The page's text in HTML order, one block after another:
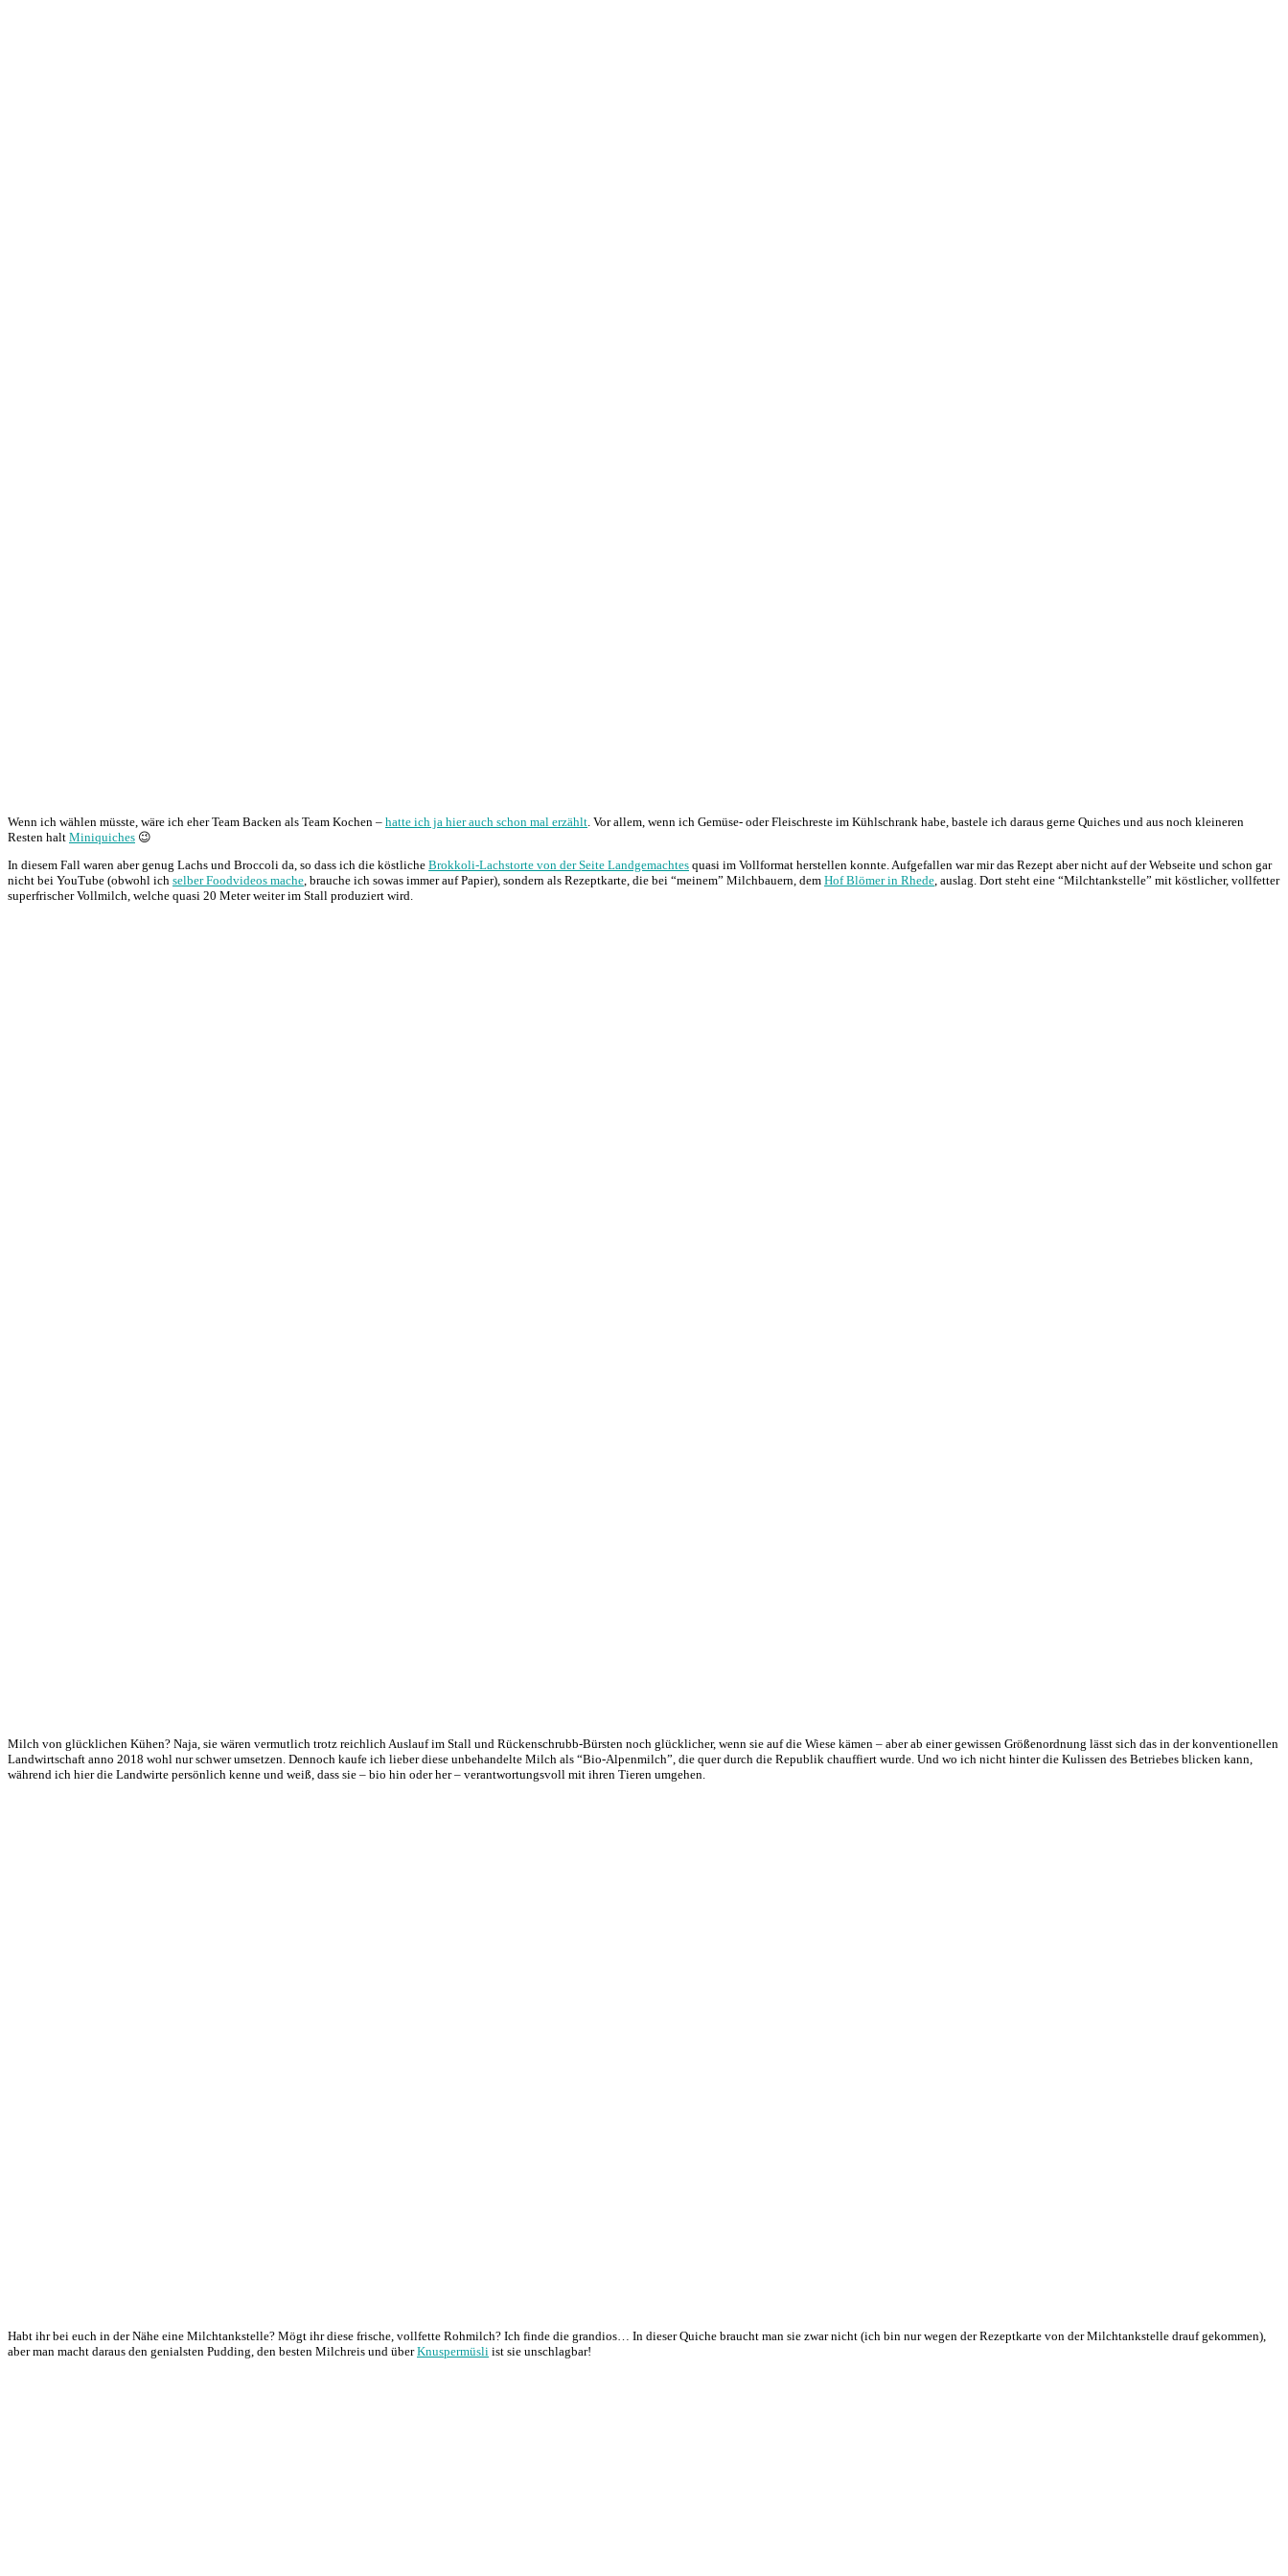
Wenn ich wählen müsste, wäre ich eher Team Backen als Team Kochen – hatte ich ja hier auch schon mal erzählt . Vor allem, wenn ich Gemüse- oder Fleischreste im Kühlschrank habe, bastele ich daraus gerne Quiches und aus noch kleineren
Resten halt Miniquiches 😉
In diesem Fall waren aber genug Lachs und Broccoli da, so dass ich die köstliche Brokkoli-Lachstorte von der Seite Landgemachtes quasi im Vollformat herstellen konnte. Aufgefallen war mir das Rezept aber nicht auf der Webseite und schon gar
nicht bei YouTube (obwohl ich selber Foodvideos mache , brauche ich sowas immer auf Papier), sondern als Rezeptkarte, die bei “meinem” Milchbauern, dem Hof Blömer in Rhede , auslag. Dort steht eine “Milchtankstelle” mit köstlicher, vollfetter
superfrischer Vollmilch, welche quasi 20 Meter weiter im Stall produziert wird.
Milch von glücklichen Kühen? Naja, sie wären vermutlich trotz reichlich Auslauf im Stall und Rückenschrubb-Bürsten noch glücklicher, wenn sie auf die Wiese kämen – aber ab einer gewissen Größenordnung lässt sich das in der konventionellen
Landwirtschaft anno 2018 wohl nur schwer umsetzen. Dennoch kaufe ich lieber diese unbehandelte Milch als “Bio-Alpenmilch”, die quer durch die Republik chauffiert wurde. Und wo ich nicht hinter die Kulissen des Betriebes blicken kann,
während ich hier die Landwirte persönlich kenne und weiß, dass sie – bio hin oder her – verantwortungsvoll mit ihren Tieren umgehen.
Habt ihr bei euch in der Nähe eine Milchtankstelle? Mögt ihr diese frische, vollfette Rohmilch? Ich finde die grandios… In dieser Quiche braucht man sie zwar nicht (ich bin nur wegen der Rezeptkarte von der Milchtankstelle drauf gekommen),
aber man macht daraus den genialsten Pudding, den besten Milchreis und überKnuspermüsli ist sie unschlagbar!